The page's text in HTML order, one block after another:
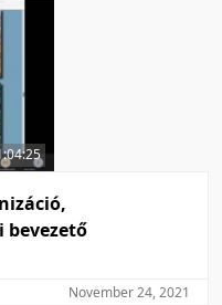
November 24, 2021